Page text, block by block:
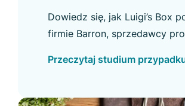
Listing
Dowiedz się, jak Luigi’s Box
firmie Barron, sprzedawcy
w e-commerce i osiągnąć inne
Przeczytaj studium